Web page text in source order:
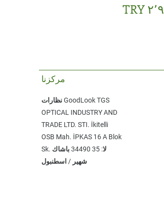
مركزنا
نظارات GoodLook TGS
OPTICAL INDUSTRY AND
TRADE LTD. STI. ​İkitelli
OSB Mah. İPKAS 16 A Blok
Sk. لا: 35 ​34490 باشاك
شهير / اسطنبول